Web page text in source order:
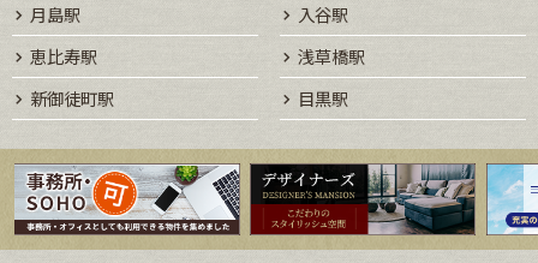
月島駅
入谷駅
恵比寿駅
浅草橋駅
新御徒町駅
目黒駅